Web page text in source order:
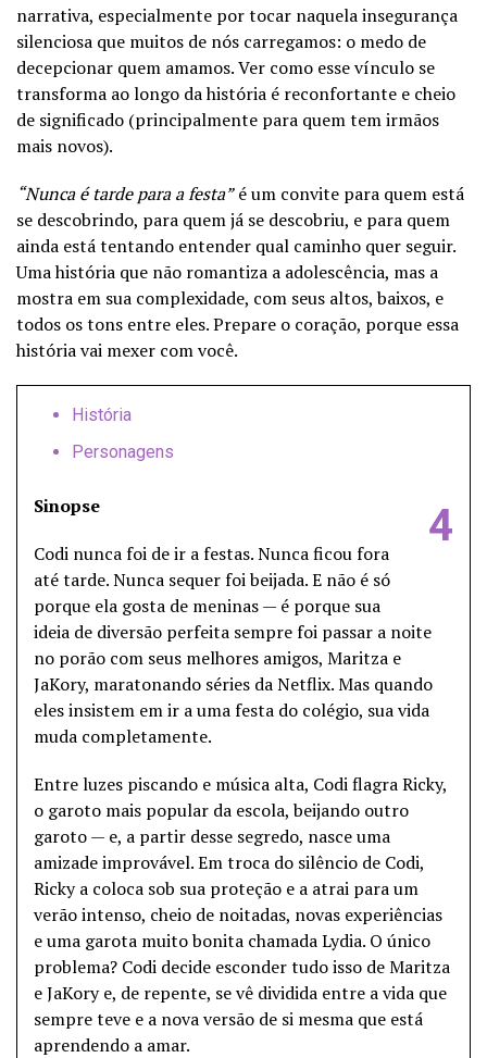
narrativa, especialmente por tocar naquela insegurança
silenciosa que muitos de nós carregamos: o medo de
decepcionar quem amamos. Ver como esse vínculo se
transforma ao longo da história é reconfortante e cheio
de significado (principalmente para quem tem irmãos
mais novos).
“Nunca é tarde para a festa”é um convite para quem está
se descobrindo, para quem já se descobriu, e para quem
ainda está tentando entender qual caminho quer seguir.
Uma história que não romantiza a adolescência, mas a
mostra em sua complexidade, com seus altos, baixos, e
todos os tons entre eles. Prepare o coração, porque essa
história vai mexer com você.
História
Personagens
4
Sinopse
Codi nunca foi de ir a festas. Nunca ficou fora
até tarde. Nunca sequer foi beijada. E não é só
porque ela gosta de meninas — é porque sua
ideia de diversão perfeita sempre foi passar a noite
no porão com seus melhores amigos, Maritza e
JaKory, maratonando séries da Netflix. Mas quando
eles insistem em ir a uma festa do colégio, sua vida
muda completamente.
Entre luzes piscando e música alta, Codi flagra Ricky,
o garoto mais popular da escola, beijando outro
garoto — e, a partir desse segredo, nasce uma
amizade improvável. Em troca do silêncio de Codi,
Ricky a coloca sob sua proteção e a atrai para um
verão intenso, cheio de noitadas, novas experiências
e uma garota muito bonita chamada Lydia. O único
problema? Codi decide esconder tudo isso de Maritza
e JaKory e, de repente, se vê dividida entre a vida que
sempre teve e a nova versão de si mesma que está
aprendendo a amar.